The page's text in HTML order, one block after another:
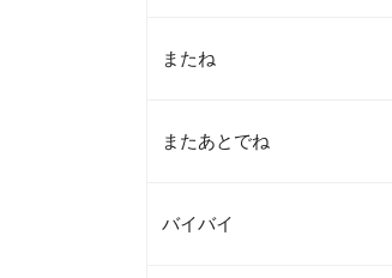
またね
またあとでね
バイバイ